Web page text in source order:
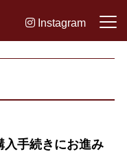
Instagram
入手続きにお進み